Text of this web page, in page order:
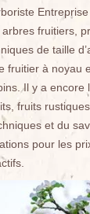
fruitiers,
de taille
fruitier à noyau
Il y a encore
fruits
et du
pour les